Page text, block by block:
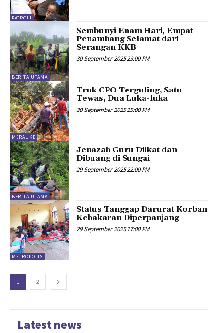
PATROLI
BERITA UTAMA
Sembunyi Enam Hari, Empat
Penambang Selamat dari
Serangan KKB
30 September 2025 23:00 PM
MERAUKE
Truk CPO Terguling, Satu
Tewas, Dua Luka-luka
30 September 2025 15:00 PM
BERITA UTAMA
Jenazah Guru Diikat dan
Dibuang di Sungai
29 September 2025 22:00 PM
METROPOLIS
Status Tanggap Darurat Korban
Kebakaran Diperpanjang
29 September 2025 17:00 PM
1 2
Latest news